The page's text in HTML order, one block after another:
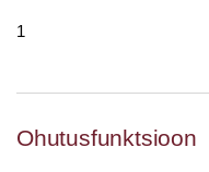
1
Ohutusfunktsioon